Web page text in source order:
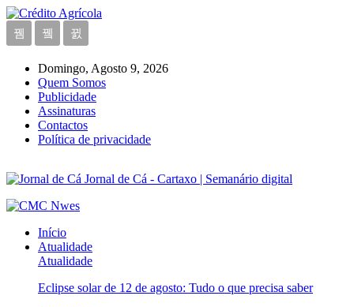
Domingo, Agosto 9, 2026
Quem Somos
Publicidade
Assinaturas
Contactos
Política de privacidade
Jornal de Cá - Cartaxo | Semanário digital
Início
Atualidade
Atualidade
Eclipse solar de 12 de agosto: Tudo o que precisa saber